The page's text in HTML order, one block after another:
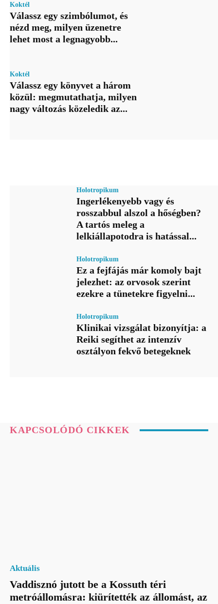
Koktél
Válassz egy szimbólumot, és
nézd meg, milyen üzenetre
lehet most a legnagyobb...
Koktél
Válassz egy könyvet a három
közül: megmutathatja, milyen
nagy változás közeledik az...
Holotropikum
Ingerlékenyebb vagy és
rosszabbul alszol a hőségben?
A tartós meleg a
lelkiállapotodra is hatással...
Holotropikum
Ez a fejfájás már komoly bajt
jelezhet: az orvosok szerint
ezekre a tünetekre figyelni...
Holotropikum
Klinikai vizsgálat bizonyítja: a
Reiki segíthet az intenzív
osztályon fekvő betegeknek
KAPCSOLÓDÓ CIKKEK
Aktuális
Vaddisznó jutott be a Kossuth téri
metróállomásra: kiürítették az állomást, az